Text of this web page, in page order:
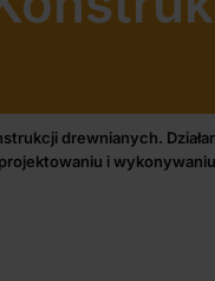
drewnianych.
i wykonywaniu